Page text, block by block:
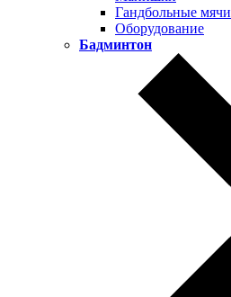
Гандбольные мячи
Оборудование
Бадминтон